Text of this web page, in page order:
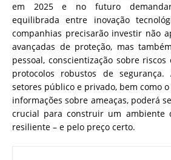
em 2025 e no futuro
equilibrada entre inovação
companhias precisarão investir não
avançadas de proteção, mas
pessoal, conscientização sobre
protocolos robustos de segurança.
setores público e privado, bem como
informações sobre ameaças, poderá
crucial para construir um ambiente
resiliente – e pelo preço certo.